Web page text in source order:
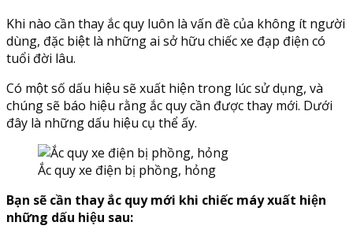
Khi nào cần thay ắc quy luôn là vấn đề của không ít người
dùng, đặc biệt là những ai sở hữu chiếc xe đạp điện có
tuổi đời lâu.
Có một số dấu hiệu sẽ xuất hiện trong lúc sử dụng, và
chúng sẽ báo hiệu rằng ắc quy cần được thay mới. Dưới
đây là những dấu hiệu cụ thể ấy.
Ắc quy xe điện bị phồng, hỏng
Bạn sẽ cần thay ắc quy mới khi chiếc máy xuất hiện
những dấu hiệu sau: